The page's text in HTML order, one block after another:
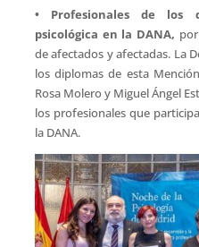
• Profesionales de los
psicológica en la DANA,
de afectados y afectadas. La
los diplomas de esta
Rosa Molero y Miguel Ángel
los profesionales que
la DANA.